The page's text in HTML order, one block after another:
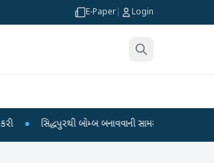
E-Paper Login
સિદ્ધપુરથી બોમ્બ બનાવવાની સામગ્રી સાથે જૈશના 5 શંકાસ્પદ